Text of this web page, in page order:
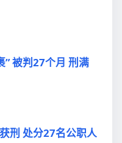
” 被判27个月 刑满
刑 处分27名公职人